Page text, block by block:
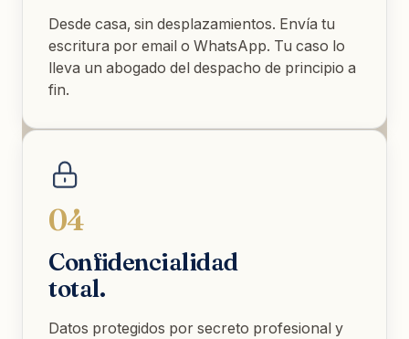
Desde casa, sin desplazamientos. Envía tu
escritura por email o WhatsApp. Tu caso lo
lleva un abogado del despacho de principio a
fin.
04
Confidencialidad
total.
Datos protegidos por secreto profesional y